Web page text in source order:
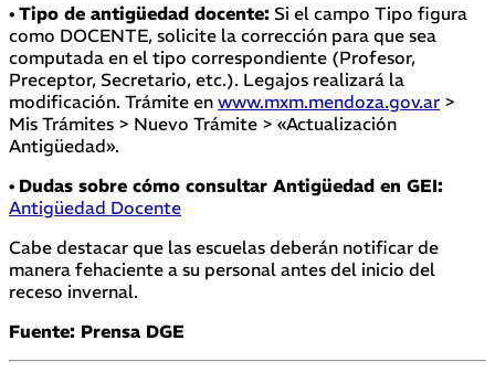
• Tipo de antigüedad docente: Si el campo Tipo figura
como DOCENTE, solicite la corrección para que sea
computada en el tipo correspondiente (Profesor,
Preceptor, Secretario, etc.). Legajos realizará la
modificación. Trámite en www.mxm.mendoza.gov.ar >
Mis Trámites > Nuevo Trámite > «Actualización
Antigüedad».
• Dudas sobre cómo consultar Antigüedad en GEI:
Antigüedad Docente
Cabe destacar que las escuelas deberán notificar de
manera fehaciente a su personal antes del inicio del
receso invernal.
Fuente: Prensa DGE